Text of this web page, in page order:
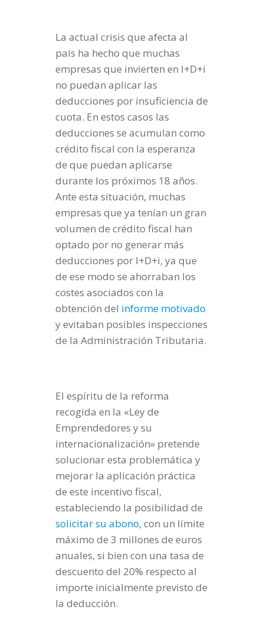
La actual crisis que afecta al
país ha hecho que muchas
empresas que invierten en I+D+i
no puedan aplicar las
deducciones por insuficiencia de
cuota. En estos casos las
deducciones se acumulan como
crédito fiscal con la esperanza
de que puedan aplicarse
durante los próximos 18 años.
Ante esta situación, muchas
empresas que ya tenían un gran
volumen de crédito fiscal han
optado por no generar más
deducciones por I+D+i, ya que
de ese modo se ahorraban los
costes asociados con la
obtención del informe motivado
y evitaban posibles inspecciones
de la Administración Tributaria.
El espíritu de la reforma
recogida en la «Ley de
Emprendedores y su
internacionalización» pretende
solucionar esta problemática y
mejorar la aplicación práctica
de este incentivo fiscal,
estableciendo la posibilidad de
solicitar su abono, con un límite
máximo de 3 millones de euros
anuales, si bien con una tasa de
descuento del 20% respecto al
importe inicialmente previsto de
la deducción.